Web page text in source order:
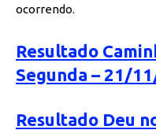
ocorrendo.
Resultado
Segunda – 21/
Resultado Deu